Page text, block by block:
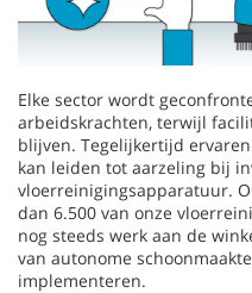
Elke sector wordt
arbeidskrachten, terwijl
blijven. Tegelijkertijd
kan leiden tot aarzeling bij
vloerreinigingsapparatuur.
dan 6.500 van onze
nog steeds werk aan de
van autonome
implementeren.